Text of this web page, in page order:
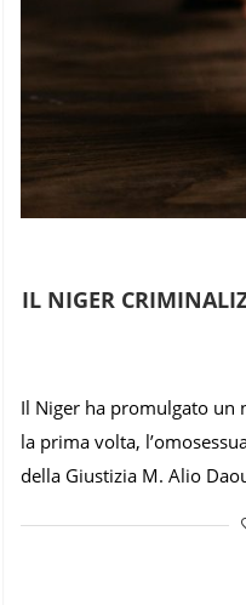
IL NIGER
Il Niger ha promulgato un
la prima volta,
della Giustizia M. Alio